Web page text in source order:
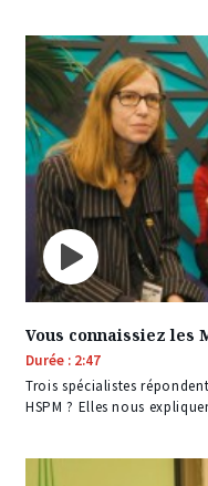
Vous connaissiez les
Durée : 2:47
Trois spécialistes
HSPM ? Elles nous